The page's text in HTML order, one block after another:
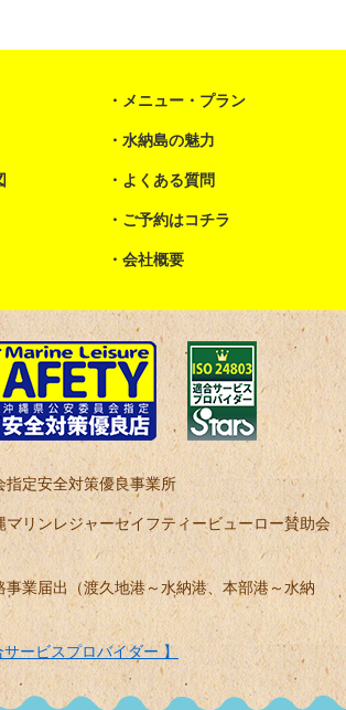
メニュー・プラン
水納島の魅力
よくある質問
ご予約はコチラ
会社概要
指定安全対策優良事業所
マリンレジャーセイフティービューロー賛助会
事業届出（渡久地港～水納港、本部港～水納
ービスプロバイダー 】